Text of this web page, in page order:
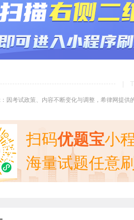
|
因考试政策、内容不断变化与调整，希律网提供
扫码优题宝小
海量试题任意刷